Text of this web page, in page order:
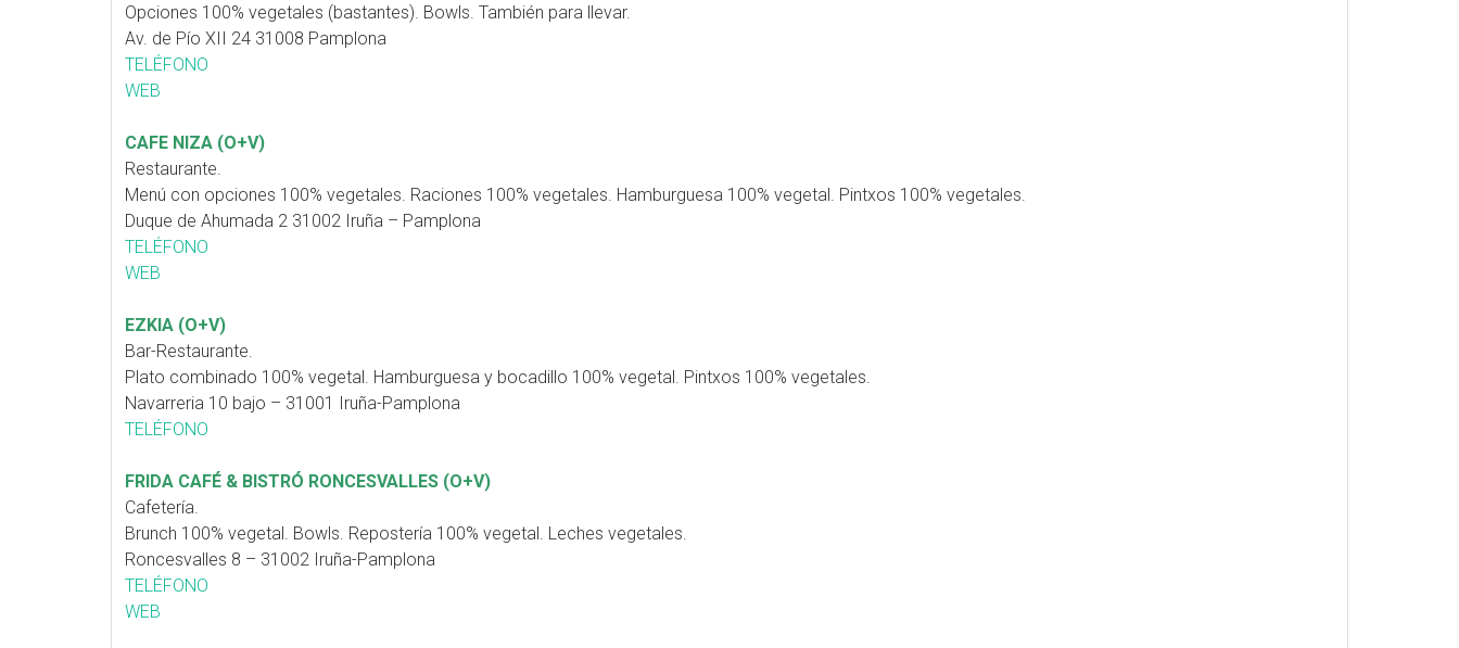
Opciones 100% vegetales (bastantes). Bowls. También para llevar.
Av. de Pío XII 24 31008 Pamplona
TELÉFONO
WEB
CAFE NIZA (O+V)
Restaurante.
Menú con opciones 100% vegetales. Raciones 100% vegetales. Hamburguesa 100% vegetal. Pintxos 100% vegetales.
Duque de Ahumada 2 31002 Iruña – Pamplona
TELÉFONO
WEB
EZKIA (O+V)
Bar-Restaurante.
Plato combinado 100% vegetal. Hamburguesa y bocadillo 100% vegetal. Pintxos 100% vegetales.
Navarreria 10 bajo – 31001 Iruña-Pamplona
TELÉFONO
FRIDA CAFÉ & BISTRÓ RONCESVALLES (O+V)
Cafetería.
Brunch 100% vegetal. Bowls. Repostería 100% vegetal. Leches vegetales.
Roncesvalles 8 – 31002 Iruña-Pamplona
TELÉFONO
WEB